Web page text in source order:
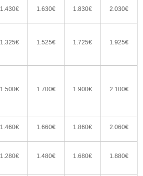
1.430€ 1.630€ 1.830€ 2.030€
1.325€ 1.525€ 1.725€ 1.925€
1.500€ 1.700€ 1.900€ 2.100€
1.460€ 1.660€ 1.860€ 2.060€
1.280€ 1.480€ 1.680€ 1.880€